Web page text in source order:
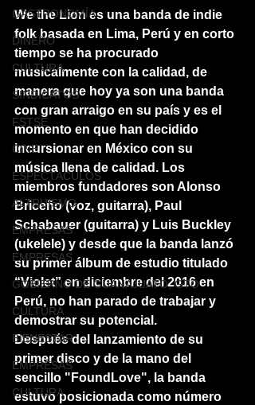
GASTRONOMÍA
DINERO
CULTURA
SINDICATOS
FSTSE
CINE
ESPECTÁCULOS
ALTRUISMO
EMPRESAS
EMPRESAS
GOBIERNO DE GUANAJUATO, GTO
CULTURA
BIENESTAR
EMPRESAS
CULTURA
We the Lion es una banda de indie
folk basada en Lima, Perú y en corto
tiempo se ha procurado
musicalmente con la calidad, de
manera que hoy ya son una banda
con gran arraigo en su país y es el
momento en que han decidido
incursionar en México con su
música llena de calidad. Los
miembros fundadores son Alonso
Briceño (voz, guitarra), Paul
Schabauer (guitarra) y Luis Buckley
(ukelele) y desde que la banda lanzó
su primer álbum de estudio titulado
“Violet” en diciembre del 2016 en
Perú, no han parado de trabajar y
demostrar su potencial.
Después del lanzamiento de su
primer disco y de la mano del
sencillo "FoundLove", la banda
estuvo posicionada como número